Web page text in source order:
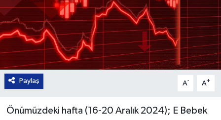
Paylaş A- A+
Önümüzdeki hafta (16-20 Aralık 2024); E Bebek